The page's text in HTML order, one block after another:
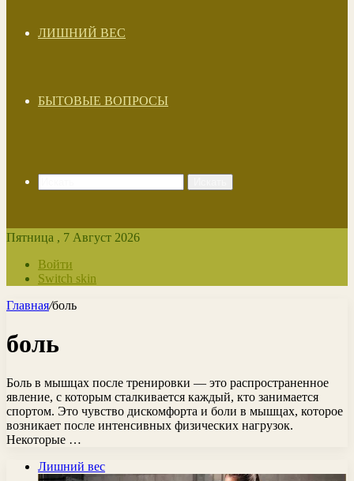
ЛИШНИЙ ВЕС
БЫТОВЫЕ ВОПРОСЫ
Пятница , 7 Август 2026
Войти
Switch skin
Главная/боль
боль
Боль в мышцах после тренировки — это распространенное
явление, с которым сталкивается каждый, кто занимается
спортом. Это чувство дискомфорта и боли в мышцах, которое
возникает после интенсивных физических нагрузок.
Некоторые …
Лишний вес